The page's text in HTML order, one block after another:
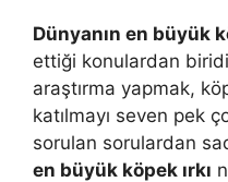
Dünyanın en büyük
ettiği konulardan
araştırma yapmak,
katılmayı seven pek
sorulan sorulardan
en büyük köpek ırkı